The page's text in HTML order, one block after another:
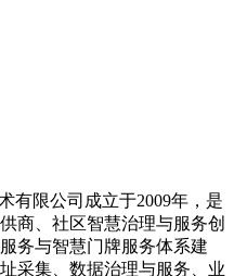
有限公司成立于2009年，是
商、社区智慧治理与服务创
务与智慧门牌服务体系建
采集、数据治理与服务、业